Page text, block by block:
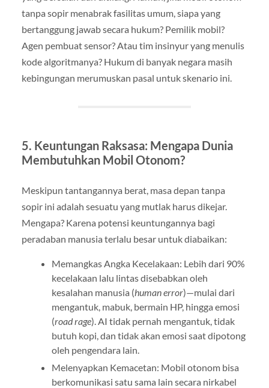
tanpa sopir menabrak fasilitas umum, siapa yang
bertanggung jawab secara hukum? Pemilik mobil?
Agen pembuat sensor? Atau tim insinyur yang menulis
kode algoritmanya? Hukum di banyak negara masih
kebingungan merumuskan pasal untuk skenario ini.
5. Keuntungan Raksasa: Mengapa Dunia
Membutuhkan Mobil Otonom?
Meskipun tantangannya berat, masa depan tanpa
sopir ini adalah sesuatu yang mutlak harus dikejar.
Mengapa? Karena potensi keuntungannya bagi
peradaban manusia terlalu besar untuk diabaikan:
Memangkas Angka Kecelakaan: Lebih dari 90%
kecelakaan lalu lintas disebabkan oleh
kesalahan manusia (human error)—mulai dari
mengantuk, mabuk, bermain HP, hingga emosi
(road rage). AI tidak pernah mengantuk, tidak
butuh kopi, dan tidak akan emosi saat dipotong
oleh pengendara lain.
Melenyapkan Kemacetan: Mobil otonom bisa
berkomunikasi satu sama lain secara nirkabel